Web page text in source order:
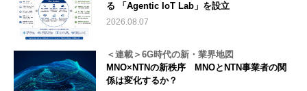
る 「Agentic IoT Lab」を設立
2026.08.07
＜連載＞6G時代の新・業界地図
MNO×NTNの新秩序 MNOとNTN事業者の関
係は変化するか？